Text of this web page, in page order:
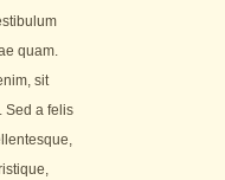
quam.
sit
Sed a felis